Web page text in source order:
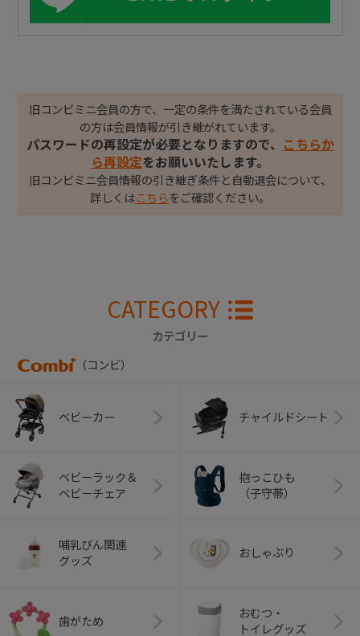
旧コンビミニ会員の方で、一定の条件を満たされている会員
の方は会員情報が引き継がれています。
パスワードの再設定が必要となりますので、
こちらか
ら再設定をお願いいたします。
旧コンビミニ会員情報の引き継ぎ条件と自動退会について、
詳しくはこちら をご確認ください。
CATEGORY
カテゴリー
（コンビ）
ベビーカー チャイルドシート
ベビーラック＆
ベビーチェア
抱っこひも
（子守帯）
哺乳びん関連
グッズ
おしゃぶり
歯がため
おむつ・
トイレグッズ